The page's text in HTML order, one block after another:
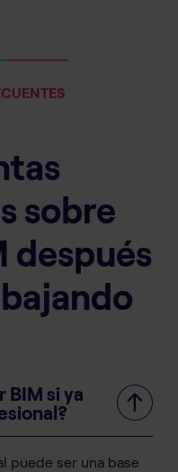
sobre
después
BIM si ya
puede ser una base